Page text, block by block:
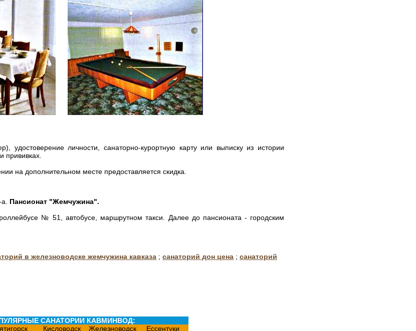
удостоверение личности, санаторно-курортную карту или выписку из истории
прививках.
на дополнительном месте предоставляется скидка.
Пансионат "Жемчужина".
№ 51, автобусе, маршрутном такси. Далее до пансионата - городским
в железноводске жемчужина кавказа ; санаторий дон цена ; санаторий
САНАТОРИИ КАВМИНВОД:
Кисловодск Железноводск Ессентуки